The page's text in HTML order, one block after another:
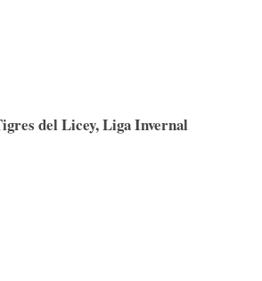
del Licey, Liga Invernal